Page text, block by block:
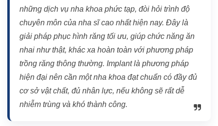
những dịch vụ nha khoa phức tạp, đòi hỏi trình độ
chuyên môn của nha sĩ cao nhất hiện nay. Đây là
giải pháp phục hình răng tối ưu, giúp chức năng ăn
nhai như thật, khác xa hoàn toàn với phương pháp
trồng răng thông thường. Implant là phương pháp
hiện đại nên cần một nha khoa đạt chuẩn có đầy đủ
cơ sở vật chất, đủ nhân lực, nếu không sẽ rất dễ
nhiễm trùng và khó thành công.